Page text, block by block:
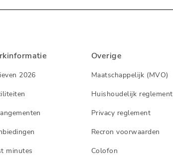
2026
minutes
Overige
Maatschappelijk (MVO)
Huishoudelijk reglement
Privacy reglement
Recron voorwaarden
Colofon